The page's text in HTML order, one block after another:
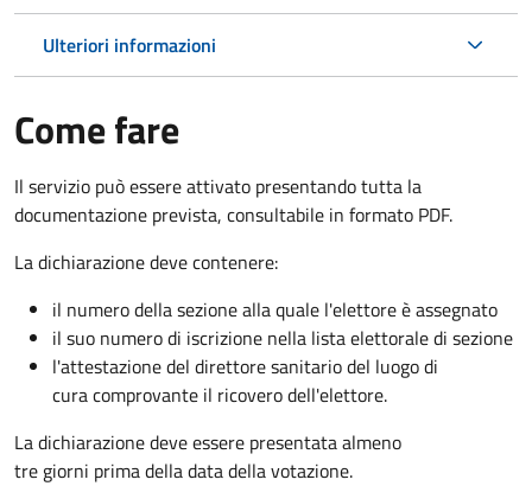
Ulteriori informazioni
Come fare
Il servizio può essere attivato presentando tutta la
documentazione prevista, consultabile in formato PDF.
La dichiarazione deve contenere:
il numero della sezione alla quale l'elettore è assegnato
il suo numero di iscrizione nella lista elettorale di sezione
l'attestazione del direttore sanitario del luogo di
cura comprovante il ricovero dell'elettore.
La dichiarazione deve essere presentata almeno
tre giorni prima della data della votazione.